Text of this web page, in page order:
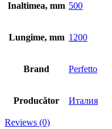
Inaltimea, mm 500
Lungime, mm 1200
Brand Perfetto
Producător Италия
Reviews (0)